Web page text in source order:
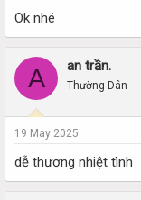
Ok nhé
A an trần.
Thường Dân
19 May 2025
dễ thương nhiệt tình